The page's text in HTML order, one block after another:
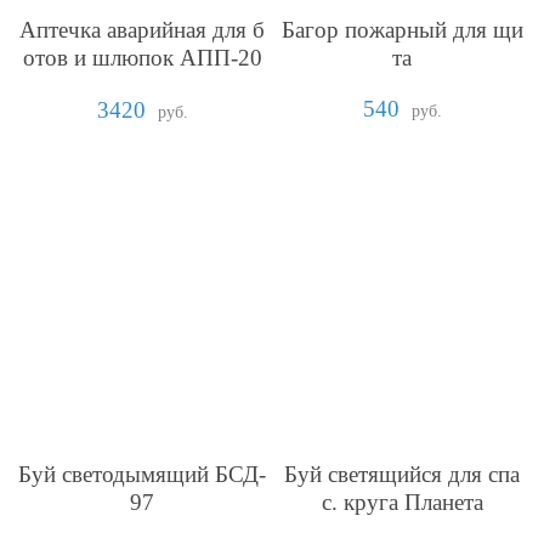
Аптечка аварийная для б
отов и шлюпок АПП-20
3420
руб.
Багор пожарный для щи
та
540
руб.
Буй светодымящий БСД-
97
Буй светящийся для спа
с. круга Планета